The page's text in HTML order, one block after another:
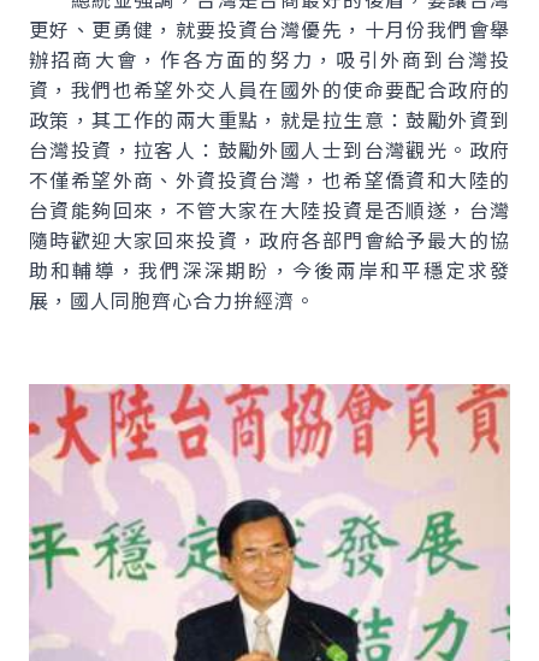
更好、更勇健，就要投資台灣優先，十月份我們會舉
辦招商大會，作各方面的努力，吸引外商到台灣投
資，我們也希望外交人員在國外的使命要配合政府的
政策，其工作的兩大重點，就是拉生意：鼓勵外資到
台灣投資，拉客人：鼓勵外國人士到台灣觀光。政府
不僅希望外商、外資投資台灣，也希望僑資和大陸的
台資能夠回來，不管大家在大陸投資是否順遂，台灣
隨時歡迎大家回來投資，政府各部門會給予最大的協
助和輔導，我們深深期盼，今後兩岸和平穩定求發
展，國人同胞齊心合力拚經濟。